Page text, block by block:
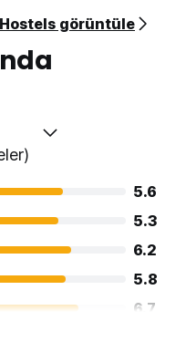
görüntüle
5.6
5.3
6.2
5.8
6.7